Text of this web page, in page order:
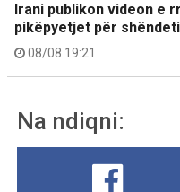
Irani publikon videon e
pikëpyetjet për
08/08 19:21
Na ndiqni: